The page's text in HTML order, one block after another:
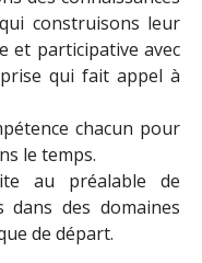
construisons leur
et participative avec
qui fait appel à
chacun pour
le temps.
au préalable de
dans des domaines
de départ.